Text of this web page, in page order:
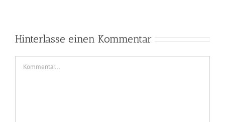
Hinterlasse einen Kommentar
Kommentar